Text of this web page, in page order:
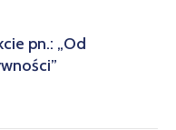
pn.: „Od